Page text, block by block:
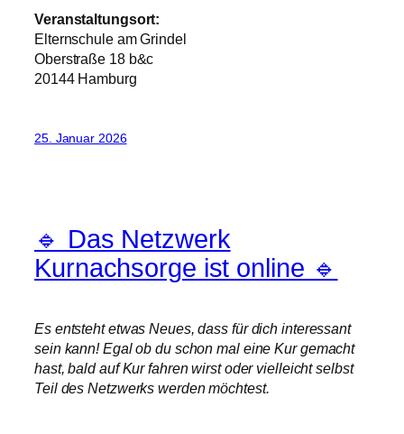
Veranstaltungsort:
Elternschule am Grindel
Oberstraße 18 b&c
20144 Hamburg
25. Januar 2026
🔹 Das Netzwerk
Kurnachsorge ist online 🔹
Es entsteht etwas Neues, dass für dich interessant
sein kann! Egal ob du schon mal eine Kur gemacht
hast, bald auf Kur fahren wirst oder vielleicht selbst
Teil des Netzwerks werden möchtest.